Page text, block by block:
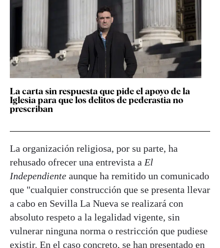
La carta sin respuesta que pide el apoyo de la
Iglesia para que los delitos de pederastia no
prescriban
La organización religiosa, por su parte, ha
rehusado ofrecer una entrevista a El
Independiente aunque ha remitido un comunicado
que "cualquier construcción que se presenta llevar
a cabo en Sevilla La Nueva se realizará con
absoluto respeto a la legalidad vigente, sin
vulnerar ninguna norma o restricción que pudiese
existir. En el caso concreto, se han presentado en